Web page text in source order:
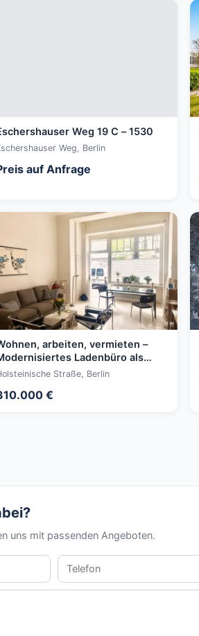
Weg 19 C – 1530
Weg, Berlin
auf Anfrage
arbeiten, vermieten –
Ladenbüro als
nutzbar
Straße, Berlin
€
uns mit passenden Angeboten.